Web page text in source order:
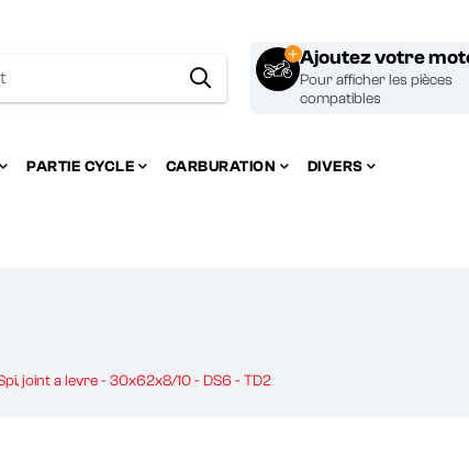
Ajoutez votre
Pour afficher les pièces
compatibles
PARTIE CYCLE CARBURATION DIVERS
joint a levre - 30x62x8/10 - DS6 - TD2